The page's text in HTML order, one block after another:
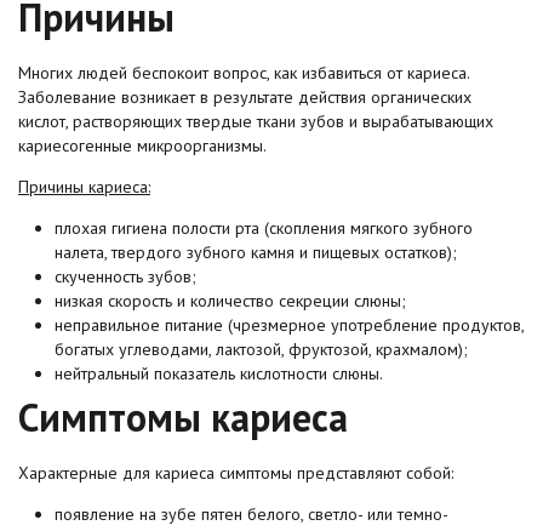
Причины
Многих людей беспокоит вопрос, как избавиться от кариеса.
Заболевание возникает в результате действия органических
кислот, растворяющих твердые ткани зубов и вырабатывающих
кариесогенные микроорганизмы.
Причины кариеса:
плохая гигиена полости рта (скопления мягкого зубного
налета, твердого зубного камня и пищевых остатков);
скученность зубов;
низкая скорость и количество секреции слюны;
неправильное питание (чрезмерное употребление продуктов,
богатых углеводами, лактозой, фруктозой, крахмалом);
нейтральный показатель кислотности слюны.
Симптомы кариеса
Характерные для кариеса симптомы представляют собой:
появление на зубе пятен белого, светло- или темно-